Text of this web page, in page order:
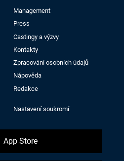
Management
Press
Castingy a výzvy
Kontakty
Zpracování osobních údajů
Nápověda
Redakce
Nastavení soukromí
App Store